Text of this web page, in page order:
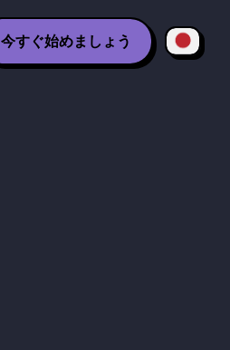
今すぐ始めましょう